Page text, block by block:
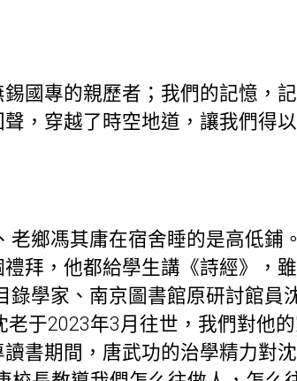
國專的親歷者；我們的記憶，
，穿越了時空地道，讓我們得
老鄉馮其庸在宿舍睡的是高低鋪
拜，他都給學生講《詩經》，
錄學家、南京圖書館原研討館員
老于2023年3月往世，我們對他的
書期間，唐武功的治學精力對